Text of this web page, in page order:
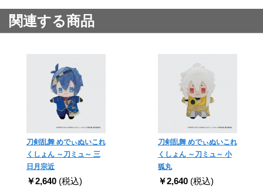
関連する商品
刀剣乱舞 めでぃぬいこれ
くしょん ～刀ミュ～ 三
日月宗近
￥2,640 (税込)
刀剣乱舞 めでぃぬいこれ
くしょん ～刀ミュ～ 小
狐丸
￥2,640 (税込)